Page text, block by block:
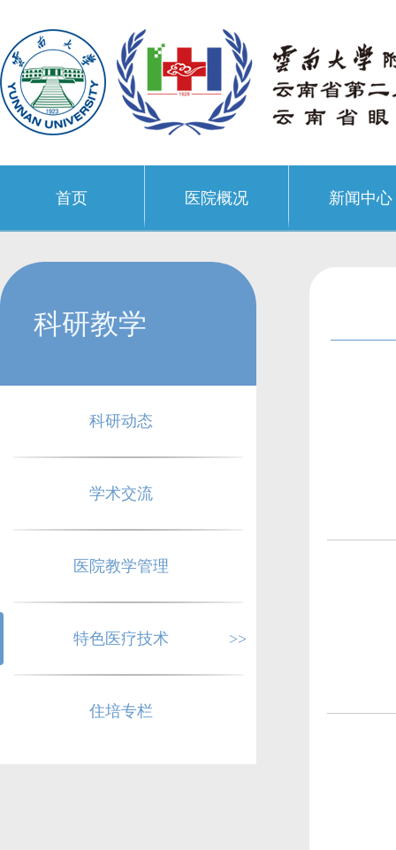
首页 医院概况 新闻中心
科研教学
科研动态
学术交流
医院教学管理
特色医疗技术 >>
住培专栏